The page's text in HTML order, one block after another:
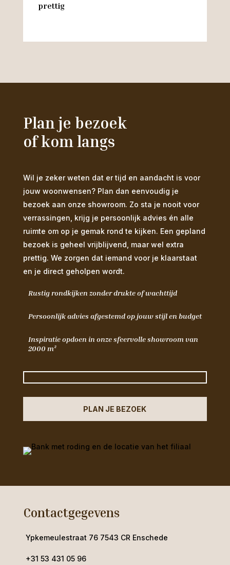
prettig
Plan je bezoek
of kom langs
Wil je zeker weten dat er tijd en aandacht is voor
jouw woonwensen? Plan dan eenvoudig je
bezoek aan onze showroom. Zo sta je nooit voor
verrassingen, krijg je persoonlijk advies én alle
ruimte om op je gemak rond te kijken. Een gepland
bezoek is geheel vrijblijvend, maar wel extra
prettig. We zorgen dat iemand voor je klaarstaat
en je direct geholpen wordt.
Rustig rondkijken zonder drukte of wachttijd
Persoonlijk advies afgestemd op jouw stijl en budget
Inspiratie opdoen in onze sfeervolle showroom van
2000 m²
PLAN JE BEZOEK
Contactgegevens
Ypkemeulestraat 76 7543 CR Enschede
+31 53 431 05 96